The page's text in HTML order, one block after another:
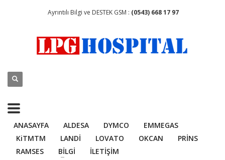
Ayrıntılı Bilgi ve DESTEK GSM : (0543) 668 17 97
ANASAYFA ALDESA DYMCO
EMMEGAS
KiTMTM
LANDİ LOVATO OKCAN
PRİNS
RAMSES
BİLGİ İLETİŞİM